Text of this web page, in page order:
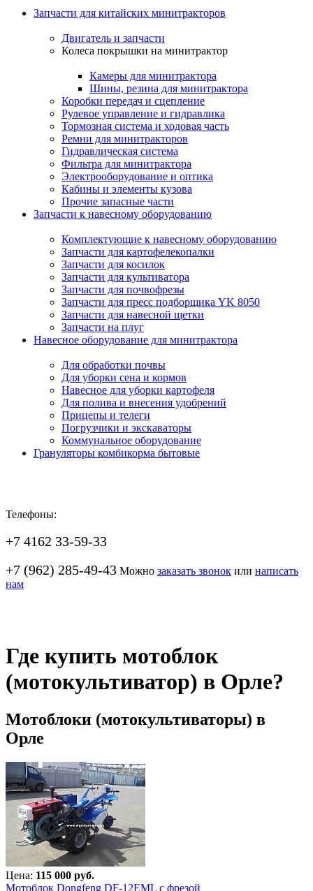
Запчасти для китайских минитракторов
Двигатель и запчасти
Колеса покрышки на минитрактор
Камеры для минитрактора
Шины, резина для минитрактора
Коробки передач и сцепление
Рулевое управление и гидравлика
Тормозная система и ходовая часть
Ремни для минитракторов
Гидравлическая система
Фильтра для минитрактора
Электрооборудование и оптика
Кабины и элементы кузова
Прочие запасные части
Запчасти к навесному оборудованию
Комплектующие к навесному оборудованию
Запчасти для картофелекопалки
Запчасти для косилок
Запчасти для культиватора
Запчасти для почвофрезы
Запчасти для пресс подборщика YK 8050
Запчасти для навесной щетки
Запчасти на плуг
Навесное оборудование для минитрактора
Для обработки почвы
Для уборки сена и кормов
Навесное для уборки картофеля
Для полива и внесения удобрений
Прицепы и телеги
Погрузчики и экскаваторы
Коммунальное оборудование
Грануляторы комбикорма бытовые
Телефоны:
+7 4162 33-59-33
+7 (962) 285-49-43 Можно заказать звонок или написать
нам
Где купить мотоблок
(мотокультиватор) в Орле?
Мотоблоки (мотокультиваторы) в
Орле
Цена: 115 000 руб.
Мотоблок Dongfeng DF-12EML с фрезой